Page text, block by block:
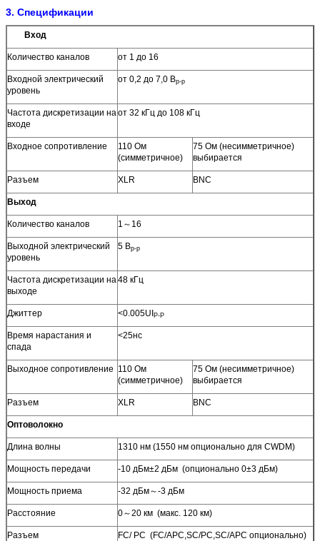
3. Спецификации
Вход
Количество каналов от 1 до 16
Входной электрический
уровень
от 0,2 до 7,0 Вp-p
Частота дискретизации на
входе
от 32 кГц до 108 кГц
Входное сопротивление
110 Ом
(симметричное)
75 Ом (несимметричное)
выбирается
Разъем XLR BNC
Выход
Количество каналов 1～16
Выходной электрический
уровень
5 Вp-p
Частота дискретизации на
выходе
48 кГц
Джиттер <0.005UIP-P
Время нарастания и
спада
<25нс
Выходное сопротивление 110 Ом
(симметричное)
75 Ом (несимметричное)
выбирается
Разъем XLR BNC
Оптоволокно
Длина волны 1310 нм (1550 нм опционально для CWDM)
Мощность передачи -10 дБм±2 дБм (опционально 0±3 дБм)
Мощность приема -32 дБм～-3 дБм
Расстояние 0～20 км (макс. 120 км)
Разъем FC/ PC (FC/APC,SC/PC,SC/APC опционально)